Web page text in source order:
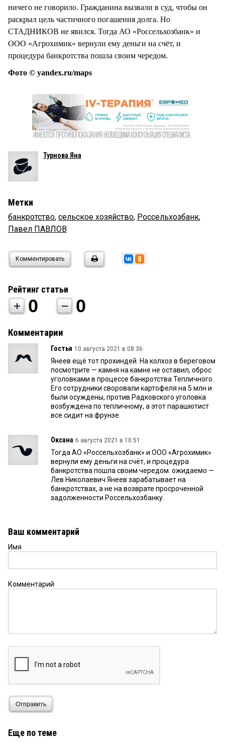
ничего не говорило. Гражданина вызвали в суд, чтобы он
раскрыл цель частичного погашения долга. Но
СТАДНИКОВ не явился. Тогда АО «Россельхозбанк» и
ООО «Агрохимик» вернули ему деньги на счёт, и
процедура банкротства пошла своим чередом.
Фото © yandex.ru/maps
Турнова Яна
Метки
банкротство, сельское хозяйство, Россельхозбанк,
Павел ПАВЛОВ
Комментировать
Рейтинг статьи
0 0
Комментарии
Гостья 10 августа 2021 в 08:36:
Янеев ещё тот прохиндей. На колхоз в береговом
посмотрите — камня на камне не оставил, оброс
уголовками в процессе банкротства Тепличного.
Его сотрудники своровали картофеля на 5 млн и
были осуждены, против Радковского уголовка
возбуждена по тепличному, а этот парашютист
все сидит на фрунзе.
Оксана 6 августа 2021 в 10:51:
Тогда АО «Россельхозбанк» и ООО «Агрохимик»
вернули ему деньги на счёт, и процедура
банкротства пошла своим чередом. ожидаемо —
Лев Николаевич Янеев зарабатывает на
банкротствах, а не на возврате просроченной
задолженности Россельхозбанку.
Ваш комментарий
Имя
Комментарий
Отправить
Еще по теме